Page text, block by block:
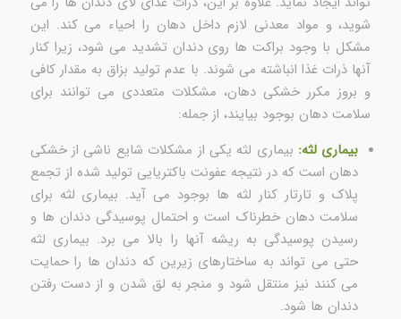
شوید، و مواد معدنی لازم داخل دهان را احیاء می کند. این
مشکل با وجود براکت ها روی دندان تشدید می شود، زیرا کنار
آنها ذرات غذا انباشته می شوند. با عدم تولید بزاق به مقدار کافی
و بروز مکرر خشکی دهان، مشکلات متعددی می توانند برای
سلامت دهان بوجود بیایند، از جمله:
بیماری لثه: بیماری لثه یکی از مشکلات شایع ناشی از خشکی
دهان است که در نتیجه عفونت باکتریایی تولید شده از تجمع
پلاک و تارتار کنار لثه ها بوجود می آید. بیماری لثه برای
سلامت دهان خطرناک است و احتمال پوسیدگی دندان ها و
رسیدن پوسیدگی به ریشه آنها را بالا می برد. بیماری لثه
حتی می تواند به ساختارهای زیرین که دندان ها را حمایت
می کنند نیز منتقل شود و منجر به لق شدن و از دست رفتن
دندان ها شود.